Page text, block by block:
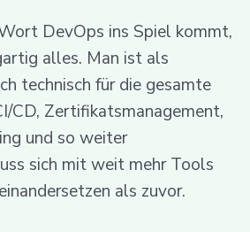
DevOps ins Spiel kommt,
alles. Man ist als
technisch für die gesamte
CD, Zertifikatsmanagement,
und so weiter
sich mit weit mehr Tools
als zuvor.